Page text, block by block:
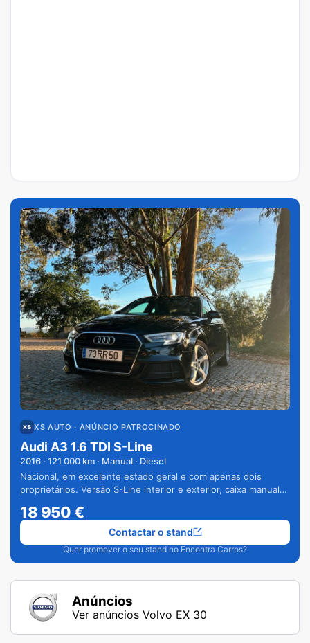
XS AUTO · ANÚNCIO PATROCINADO
Audi A3 1.6 TDI S-Line
2016 · 121 000 km · Manual · Diesel
Nacional, em excelente estado geral e com apenas dois
proprietários. Versão S-Line interior e exterior, caixa manual
18 950€
Quer promover o seu stand no Encontra Carros?
Contactar o stand
Anúncios
Ver anúncios Volvo EX 30